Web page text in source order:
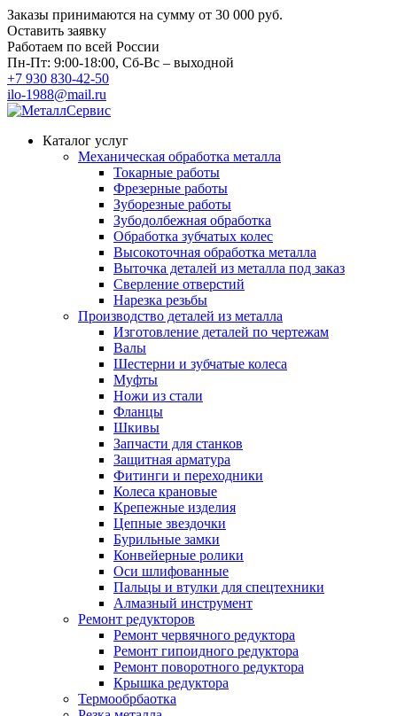
Заказы принимаются на сумму от 30 000 руб.
Оставить заявку
Работаем по всей России
Пн-Пт: 9:00-18:00, Сб-Вс – выходной
+7 930 830-42-50
ilo-1988@mail.ru
Каталог услуг
Механическая обработка металла
Токарные работы
Фрезерные работы
Зуборезные работы
Зубодолбежная обработка
Обработка зубчатых колес
Высокоточная обработка металла
Выточка деталей из металла под заказ
Сверление отверстий
Нарезка резьбы
Производство деталей из металла
Изготовление деталей по чертежам
Валы
Шестерни и зубчатые колеса
Муфты
Ножи из стали
Фланцы
Шкивы
Запчасти для станков
Защитная арматура
Фитинги и переходники
Колеса крановые
Крепежные изделия
Цепные звездочки
Бурильные замки
Конвейерные ролики
Оси шлифованные
Пальцы и втулки для спецтехники
Алмазный инструмент
Ремонт редукторов
Ремонт червячного редуктора
Ремонт гипоидного редуктора
Ремонт поворотного редуктора
Крышка редуктора
Термообрбаотка